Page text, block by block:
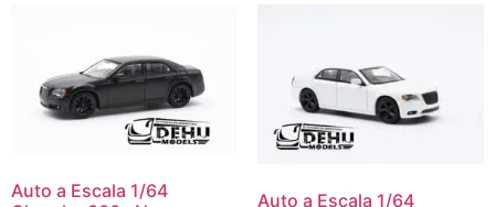
Auto a Escala 1/64
Auto a Escala 1/64